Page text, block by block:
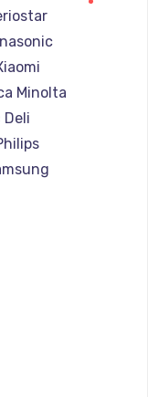
Minolta